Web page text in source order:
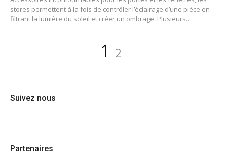
stores permettent à la fois de contrôler l’éclairage d’une pièce en
filtrant la lumière du soleil et créer un ombrage. Plusieurs…
Page
1 Page
2
Suivez nous
Partenaires